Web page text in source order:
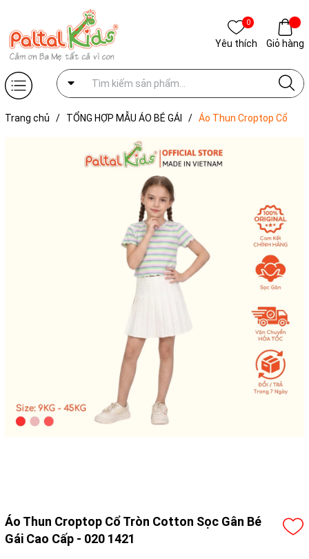
0
Yêu thích Giỏ hàng
Trang chủ / TỔNG HỢP MẪU ÁO BÉ GÁI / Áo Thun Croptop Cổ
Áo Thun Croptop Cổ Tròn Cotton Sọc Gân Bé
Gái Cao Cấp - 020 1421